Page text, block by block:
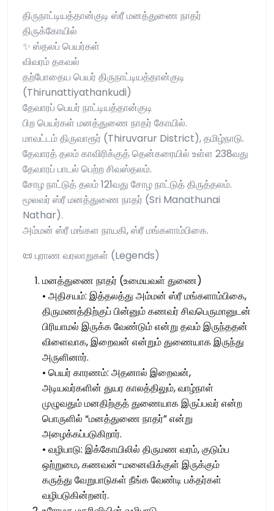
திருநாட்டியத்தான்குடி ஸ்ரீ மனத்துணை நாதர்
திருக்கோயில்
✨ ஸ்தலப் பெயர்கள்
விவரம் தகவல்
தற்போதைய பெயர் திருநாட்டியத்தான்குடி
(Thirunattiyathankudi)
தேவாரப் பெயர் நாட்டியத்தான்குடி
பிற பெயர்கள் மனத்துணை நாதர் கோயில்.
மாவட்டம் திருவாரூர் (Thiruvarur District), தமிழ்நாடு.
தேவாரத் தலம் காவிரிக்குத் தென்கரையில் உள்ள 238வது
தேவாரப் பாடல் பெற்ற சிவஸ்தலம்.
சோழ நாட்டுத் தலம் 121வது சோழ நாட்டுத் திருத்தலம்.
மூலவர் ஸ்ரீ மனத்துணை நாதர் (Sri Manathunai
Nathar).
அம்மன் ஸ்ரீ மங்கள நாயகி, ஸ்ரீ மங்களாம்பிகை.
📜 புராண வரலாறுகள் (Legends)
மனத்துணை நாதர் (உமையவள் துணை)
• அதிசயம்: இத்தலத்து அம்மன் ஸ்ரீ மங்களாம்பிகை,
திருமணத்திற்குப் பின்னும் கணவர் சிவபெருமானுடன்
பிரியாமல் இருக்க வேண்டும் என்று தவம் இருந்ததன்
விளைவாக, இறைவன் என்றும் துணையாக இருந்து
அருளினார்.
• பெயர் காரணம்: அதனால் இறைவன்,
அடியவர்களின் துயர காலத்திலும், வாழ்நாள்
முழுவதும் மனதிற்குத் துணையாக இருப்பவர் என்ற
பொருளில் “மனத்துணை நாதர்” என்று
அழைக்கப்படுகிறார்.
• வழிபாடு: இக்கோயிலில் திருமண வரம், குடும்ப
ஒற்றுமை, கணவன்-மனைவிக்குள் இருக்கும்
கருத்து வேறுபாடுகள் நீங்க வேண்டி பக்தர்கள்
வழிபடுகின்றனர்.